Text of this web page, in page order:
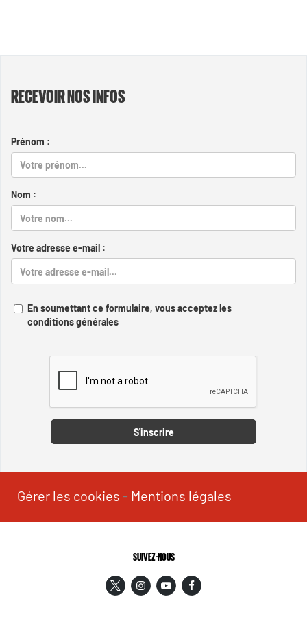
RECEVOIR NOS INFOS
Prénom :
Nom :
Votre adresse e-mail :
En soumettant ce formulaire, vous acceptez les
conditions générales
S'inscrire
Gérer les cookies - Mentions légales
SUIVEZ-NOUS